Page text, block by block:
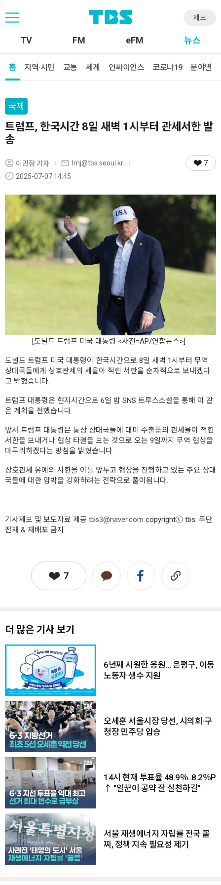
제보
TV FM eFM 뉴스
홈 지역·시민 교통 세계 인싸이언스 코로나19 분야별
국제
트럼프, 한국시간 8일 새벽 1시부터 관세서한 발
송
이민정 기자
lmj@tbs.seoul.kr
2025-07-07 14:45
7
[도널드 트럼프 미국 대통령 <사진=AP/연합뉴스>]
도널드 트럼프 미국 대통령이 한국시간으로 8일 새벽 1시부터 무역
상대국들에게 상호관세의 세율이 적힌 서한을 순차적으로 보내겠다
고 밝혔습니다.
트럼프 대통령은 현지시간으로 6일 밤 SNS 트루스소셜을 통해 이 같
은 계획을 전했습니다.
앞서 트럼프 대통령은 통상 상대국들에 대미 수출품의 관세율이 적힌
서한을 보내거나 협상 타결을 보는 것으로 오는 9일까지 무역 협상을
마무리하겠다는 방침을 밝혔습니다.
상호관세 유예의 시한을 이틀 앞두고 협상을 진행하고 있는 주요 상대
국들에 대한 압박을 강화하려는 전략으로 풀이됩니다.
기사제보 및 보도자료 제공 tbs3@naver.com copyrightⓒ tbs. 무단
전재 & 재배포 금지
7
더 많은 기사 보기
6년째 시원한 응원… 은평구, 이동
노동자 생수 지원
오세훈 서울시장 당선, 시의회·구
청장 민주당 압승
14시 현재 투표율 48.9％..8.2％P
↑ "일꾼이 공약 잘 실천하길"
서울 재생에너지 자립률 전국 꼴
찌, 정책 지속 필요성 제기